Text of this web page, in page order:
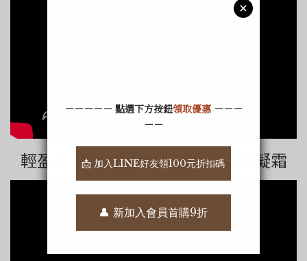
輕盈柔膚礦物粉底 ▌保濕礦物粉凝霜